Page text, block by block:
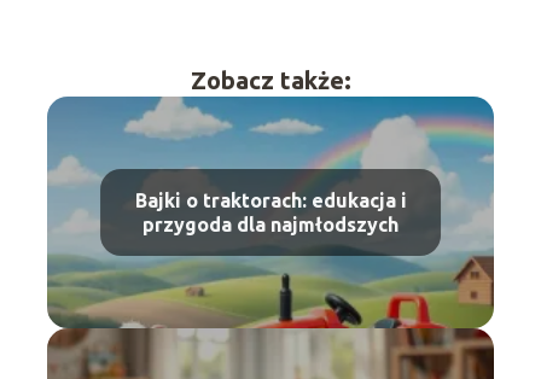
Zobacz także:
Bajki o traktorach: edukacja i
przygoda dla najmłodszych